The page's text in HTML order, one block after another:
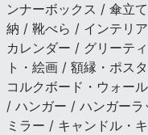
ンナーボックス / 傘立
納 / 靴べら / インテリ
カレンダー / グリーテ
ト・絵画 / 額縁・ポス
コルクボード・ウォー
/ ハンガー / ハンガー
ミラー / キャンドル・